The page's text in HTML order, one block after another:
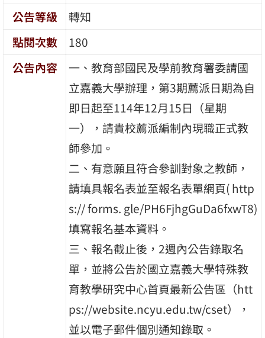
公告等級
轉知
點閱次數
180
公告內容
一、教育部國民及學前教育署委請國
立嘉義大學辦理，第3期薦派日期為自
即日起至114年12月15日（星期
一），請貴校薦派編制內現職正式教
師參加。
二、有意願且符合參訓對象之教師，
請填具報名表並至報名表單網頁( http
s:// forms. gle/PH6FjhgGuDa6fxwT8)
填寫報名基本資料。
三、報名截止後，2週內公告錄取名
單，並將公告於國立嘉義大學特殊教
育教學研究中心首頁最新公告區（htt
ps://website.ncyu.edu.tw/cset），
並以電子郵件個別通知錄取。